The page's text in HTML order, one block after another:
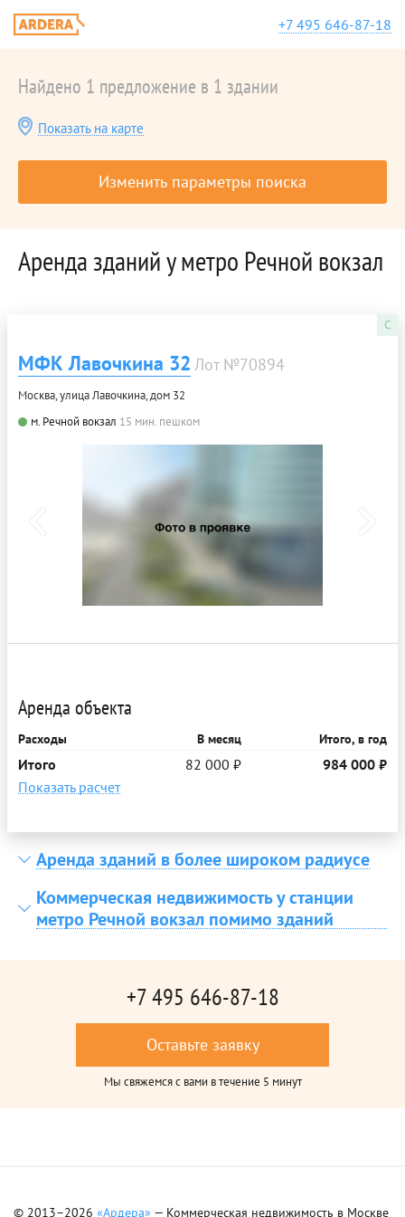
+7 495 646-87-18
Найдено 1 предложение в 1 здании
Показать на карте
Изменить параметры поиска
Аренда зданий у метро Речной вокзал
C
МФК Лавочкина 32 Лот №70894
Москва, улица Лавочкина, дом 32
м. Речной вокзал 15 мин. пешком
Аренда объекта
Расходы В месяц Итого, в год
Итого 82 000 ₽
984 000 ₽
Показать расчет
Аренда зданий в более широком радиусе
Коммерческая недвижимость у станции
метро Речной вокзал помимо зданий
+7 495 646-87-18
Оставьте заявку
Мы свяжемся с вами в течение 5 минут
© 2013–2026 «Ардера» — Коммерческая недвижимость в Москве